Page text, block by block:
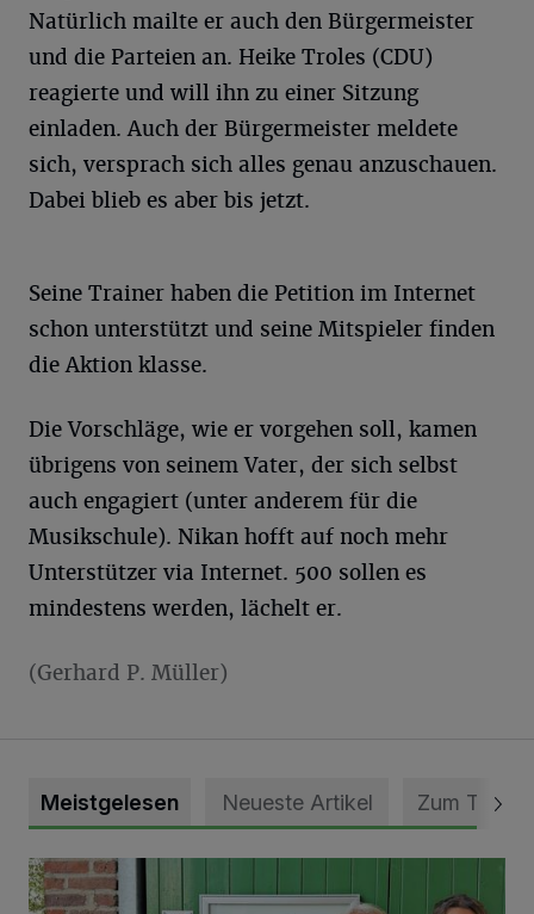
Natürlich mailte er auch den Bürgermeister
und die Parteien an. Heike Troles (CDU)
reagierte und will ihn zu einer Sitzung
einladen. Auch der Bürgermeister meldete
sich, versprach sich alles genau anzuschauen.
Dabei blieb es aber bis jetzt.
Seine Trainer haben die Petition im Internet
schon unterstützt und seine Mitspieler finden
die Aktion klasse.
Die Vorschläge, wie er vorgehen soll, kamen
übrigens von seinem Vater, der sich selbst
auch engagiert (unter anderem für die
Musikschule). Nikan hofft auf noch mehr
Unterstützer via Internet. 500 sollen es
mindestens werden, lächelt er.
(Gerhard P. Müller)
Meistgelesen Neueste Artikel Zum Thema
Vorbildlicher Einsatz für den Artenschutz gewürdigt